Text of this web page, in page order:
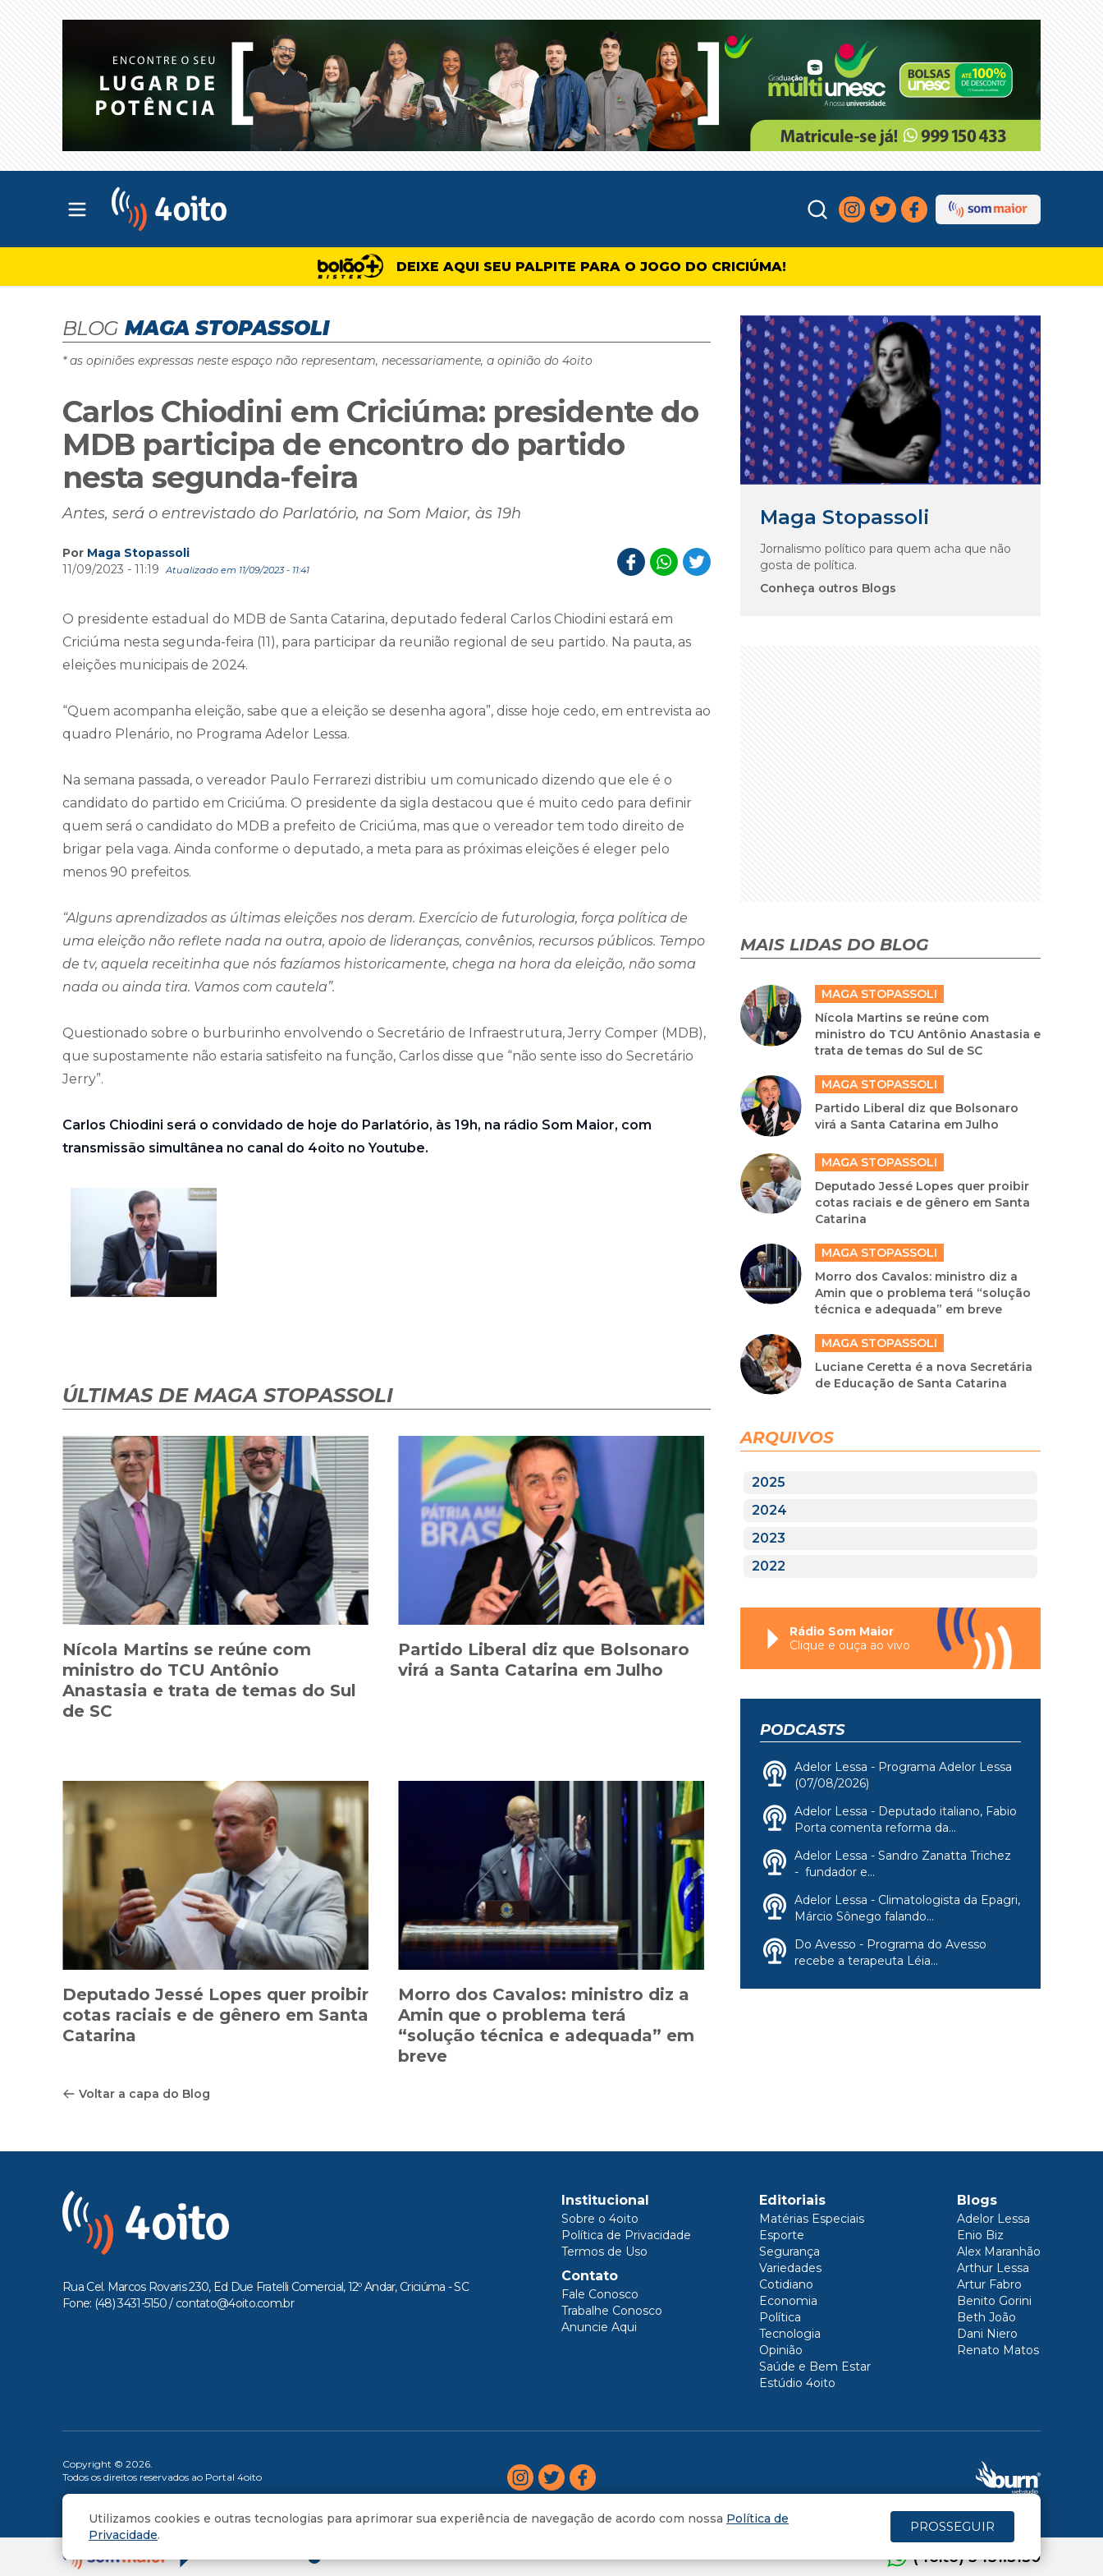
Abrir menu principal
DEIXE AQUI SEU PALPITE PARA O JOGO DO CRICIÚMA!
BLOG MAGA STOPASSOLI
* as opiniões expressas neste espaço não representam, necessariamente, a opinião do 4oito
Carlos Chiodini em Criciúma: presidente do
MDB participa de encontro do partido
nesta segunda-feira
Antes, será o entrevistado do Parlatório, na Som Maior, às 19h
Por Maga Stopassoli
11/09/2023 - 11:19
Atualizado em 11/09/2023 - 11:41
O presidente estadual do MDB de Santa Catarina, deputado federal Carlos Chiodini estará em
Criciúma nesta segunda-feira (11), para participar da reunião regional de seu partido. Na pauta, as
eleições municipais de 2024.
“Quem acompanha eleição, sabe que a eleição se desenha agora”, disse hoje cedo, em entrevista ao
quadro Plenário, no Programa Adelor Lessa.
Na semana passada, o vereador Paulo Ferrarezi distribiu um comunicado dizendo que ele é o
candidato do partido em Criciúma. O presidente da sigla destacou que é muito cedo para definir
quem será o candidato do MDB a prefeito de Criciúma, mas que o vereador tem todo direito de
brigar pela vaga. Ainda conforme o deputado, a meta para as próximas eleições é eleger pelo
menos 90 prefeitos.
“Alguns aprendizados as últimas eleições nos deram. Exercício de futurologia, força política de
uma eleição não reflete nada na outra, apoio de lideranças, convênios, recursos públicos. Tempo
de tv, aquela receitinha que nós fazíamos historicamente, chega na hora da eleição, não soma
nada ou ainda tira. Vamos com cautela”.
Questionado sobre o burburinho envolvendo o Secretário de Infraestrutura, Jerry Comper (MDB),
que supostamente não estaria satisfeito na função, Carlos disse que “não sente isso do Secretário
Jerry”.
Carlos Chiodini será o convidado de hoje do Parlatório, às 19h, na rádio Som Maior, com
transmissão simultânea no canal do 4oito no Youtube.
ÚLTIMAS DE MAGA STOPASSOLI
Nícola Martins se reúne com
ministro do TCU Antônio
Anastasia e trata de temas do Sul
de SC
Partido Liberal diz que Bolsonaro
virá a Santa Catarina em Julho
Deputado Jessé Lopes quer proibir
cotas raciais e de gênero em Santa
Catarina
Morro dos Cavalos: ministro diz a
Amin que o problema terá
“solução técnica e adequada” em
breve
Voltar a capa do Blog
Maga Stopassoli
Jornalismo político para quem acha que não
gosta de política.
Conheça outros Blogs
MAIS LIDAS DO BLOG
MAGA STOPASSOLI
Nícola Martins se reúne com
ministro do TCU Antônio Anastasia e
trata de temas do Sul de SC
MAGA STOPASSOLI
Partido Liberal diz que Bolsonaro
virá a Santa Catarina em Julho
MAGA STOPASSOLI
Deputado Jessé Lopes quer proibir
cotas raciais e de gênero em Santa
Catarina
MAGA STOPASSOLI
Morro dos Cavalos: ministro diz a
Amin que o problema terá “solução
técnica e adequada” em breve
MAGA STOPASSOLI
Luciane Ceretta é a nova Secretária
de Educação de Santa Catarina
ARQUIVOS
2025
2024
2023
2022
Rádio Som Maior
Clique e ouça ao vivo
PODCASTS
Adelor Lessa - Programa Adelor Lessa
(07/08/2026)
Adelor Lessa - Deputado italiano, Fabio
Porta comenta reforma da...
Adelor Lessa - Sandro Zanatta Trichez
- fundador e...
Adelor Lessa - Climatologista da Epagri,
Márcio Sônego falando...
Do Avesso - Programa do Avesso
recebe a terapeuta Léia...
Rua Cel. Marcos Rovaris 230, Ed Due Fratelli Comercial, 12º Andar, Criciúma - SC
Fone: (48) 3431-5150 / contato@4oito.com.br
Institucional
Sobre o 4oito
Política de Privacidade
Termos de Uso
Contato
Fale Conosco
Trabalhe Conosco
Anuncie Aqui
Editoriais
Matérias Especiais
Esporte
Segurança
Variedades
Cotidiano
Economia
Política
Tecnologia
Opinião
Saúde e Bem Estar
Estúdio 4oito
Blogs
Adelor Lessa
Enio Biz
Alex Maranhão
Arthur Lessa
Artur Fabro
Benito Gorini
Beth João
Dani Niero
Renato Matos
Copyright © 2026.
Todos os direitos reservados ao Portal 4oito
(4oito) 3431.5150
Utilizamos cookies e outras tecnologias para aprimorar sua experiência de navegação de acordo com nossa Política de
Privacidade.
PROSSEGUIR